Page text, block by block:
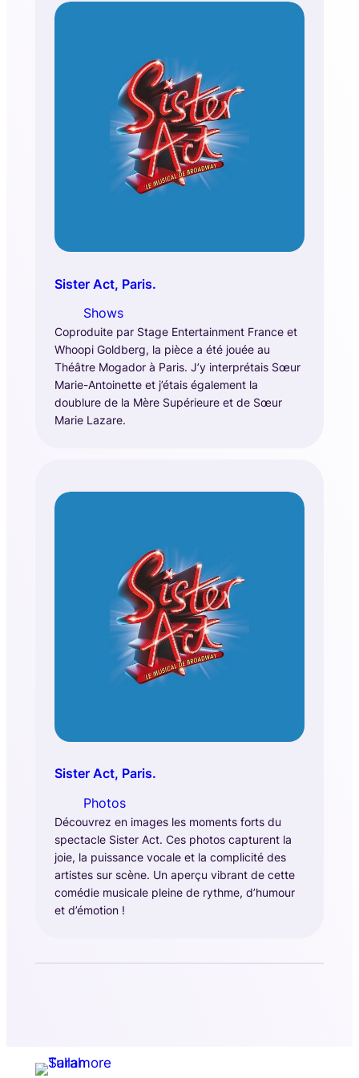
Sister Act, Paris.
Shows
Coproduite par Stage Entertainment France et
Whoopi Goldberg, la pièce a été jouée au
Théâtre Mogador à Paris. J’y interprétais Sœur
Marie-Antoinette et j’étais également la
doublure de la Mère Supérieure et de Sœur
Marie Lazare.
Sister Act, Paris.
Photos
Découvrez en images les moments forts du
spectacle Sister Act. Ces photos capturent la
joie, la puissance vocale et la complicité des
artistes sur scène. Un aperçu vibrant de cette
comédie musicale pleine de rythme, d’humour
et d’émotion !